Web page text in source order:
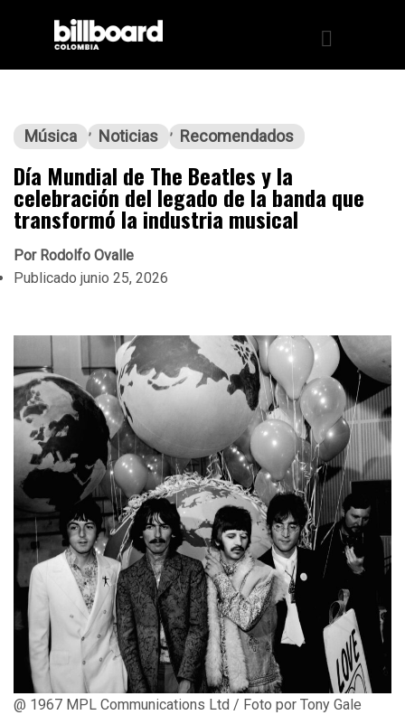
Música Noticias Recomendados
Día Mundial de The Beatles y la
celebración del legado de la banda que
transformó la industria musical
PorRodolfo Ovalle
Publicado junio 25, 2026
@ 1967 MPL Communications Ltd / Foto por Tony Gale